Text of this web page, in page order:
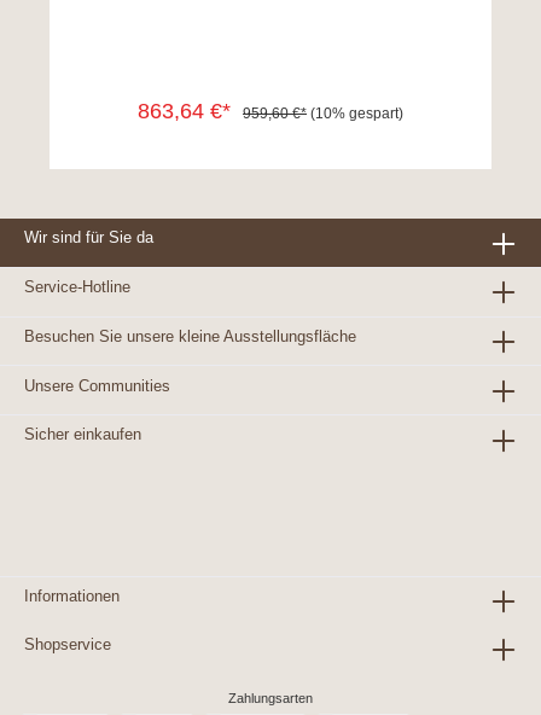
863,64 €* 959,60 €* (10% gespart)
Wir sind für Sie da
Service-Hotline
Besuchen Sie unsere kleine Ausstellungsfläche
Unsere Communities
Sicher einkaufen
Informationen
Shopservice
Zahlungsarten